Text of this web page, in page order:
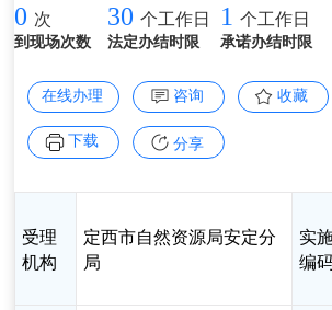
0 次
到现场次数
30 个工作日
法定办结时限
1 个工作日
承诺办结时限
在线办理 咨询 收藏
下载 分享
受理
机构
定西市自然资源局安定分
局
实
编